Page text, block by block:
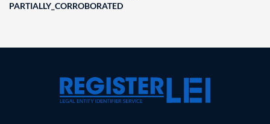
PARTIALLY_CORROBORATED